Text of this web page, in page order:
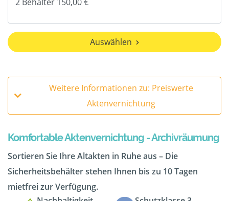
Auswählen
Weitere Informationen zu: Preiswerte
Aktenvernichtung
Komfortable Aktenvernichtung - Archivräumung
Sortieren Sie Ihre Altakten in Ruhe aus – Die
Sicherheitsbehälter stehen Ihnen bis zu 10 Tagen
mietfrei zur Verfügung.